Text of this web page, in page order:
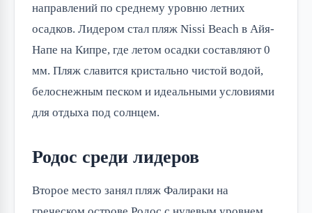
направлений по среднему уровню летних
осадков. Лидером стал пляж Nissi Beach в Айя-
Напе на Кипре, где летом осадки составляют 0
мм. Пляж славится кристально чистой водой,
белоснежным песком и идеальными условиями
для отдыха под солнцем.
Родос среди лидеров
Второе место занял пляж Фалираки на